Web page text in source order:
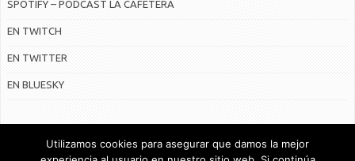
SPOTIFY – PODCAST LA CAFETERA
EN TWITCH
EN TWITTER
EN BLUESKY
Utilizamos cookies para asegurar que damos la mejor